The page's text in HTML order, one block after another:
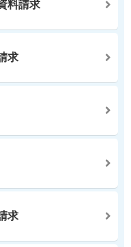
料請求
求
求